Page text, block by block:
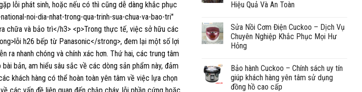
Hiệu Quả Và An Toàn
Sửa Nồi Cơm Điện Cuckoo – Dịch Vụ
Chuyên Nghiệp Khắc Phục Mọi Hư
Hỏng
Bảo hành Cuckoo – Chính sách uy tín
giúp khách hàng yên tâm sử dụng
đồng hồ cao cấp